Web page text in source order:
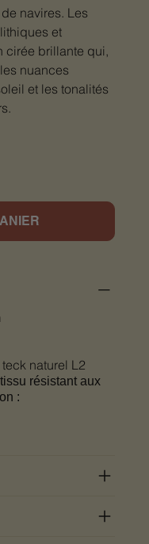
navires. Les
et
cirée brillante qui,
nuances
et les tonalités
naturel L2
résistant aux
: